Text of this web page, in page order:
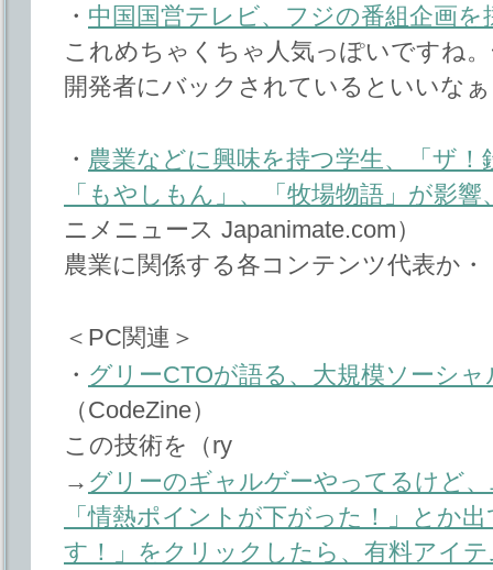
・ 中国国営テレビ、フジの番組企画を
これめちゃくちゃ人気っぽいですね
開発者にバックされているといいな
・ 農業などに興味を持つ学生、「ザ！
「もやしもん」、「牧場物語」が影
ニメニュース Japanimate.com）
農業に関係する各コンテンツ代表か・
＜PC関連＞
・ グリーCTOが語る、大規模ソーシ
（CodeZine）
この技術を（ry
→ グリーのギャルゲーやってるけど
「情熱ポイントが下がった！」とか
す！」をクリックしたら、有料アイ